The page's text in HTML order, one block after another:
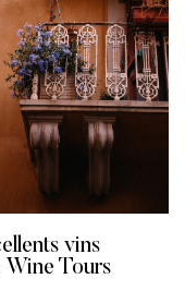
vins
Wine Tours